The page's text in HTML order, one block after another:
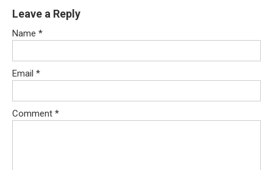
Leave a Reply
Name *
Email *
Comment *